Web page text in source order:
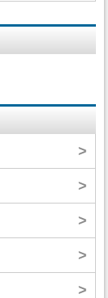
>
>
>
>
>